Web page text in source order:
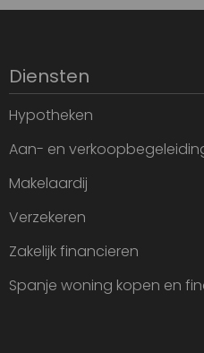
Diensten
Hypotheken
Aan- en
Makelaardij
Verzekeren
Zakelijk financieren
Spanje woning kopen en